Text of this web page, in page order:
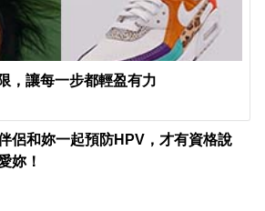
，讓每一步都輕盈有力
侶和妳一起預防HPV，才有資格說
妳！